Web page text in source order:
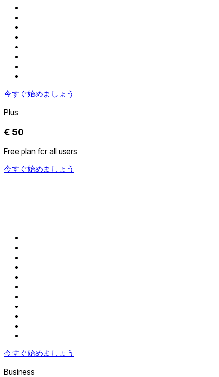
今すぐ始めましょう
Plus
€ 50
Free plan for all users
今すぐ始めましょう
今すぐ始めましょう
Business